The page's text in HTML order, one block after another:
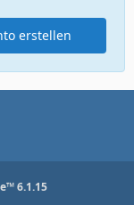
erstellen
6.1.15